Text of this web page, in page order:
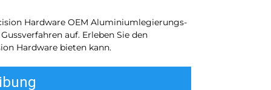
Hardware OEM Aluminiumlegierungs-
auf. Erleben Sie den
Hardware bieten kann.